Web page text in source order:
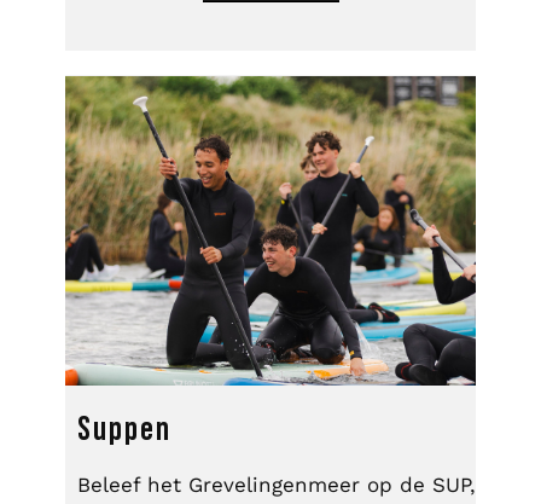
Suppen
Beleef het Grevelingenmeer op de SUP,